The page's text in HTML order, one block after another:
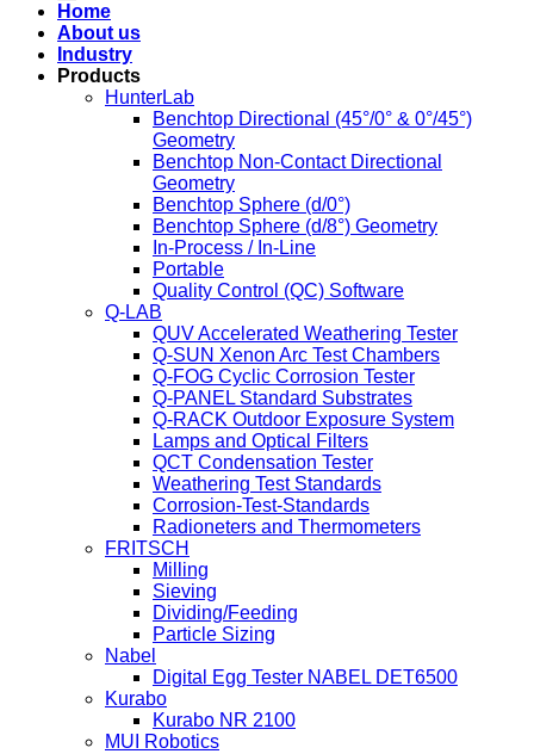
Home
About us
Industry
Products
HunterLab
Benchtop Directional (45°/0° & 0°/45°)
Geometry
Benchtop Non-Contact Directional
Geometry
Benchtop Sphere (d/0°)
Benchtop Sphere (d/8°) Geometry
In-Process / In-Line
Portable
Quality Control (QC) Software
Q-LAB
QUV Accelerated Weathering Tester
Q-SUN Xenon Arc Test Chambers
Q-FOG Cyclic Corrosion Tester
Q-PANEL Standard Substrates
Q-RACK Outdoor Exposure System
Lamps and Optical Filters
QCT Condensation Tester
Weathering Test Standards
Corrosion-Test-Standards
Radioneters and Thermometers
FRITSCH
Milling
Sieving
Dividing/Feeding
Particle Sizing
Nabel
Digital Egg Tester NABEL DET6500
Kurabo
Kurabo NR 2100
MUI Robotics